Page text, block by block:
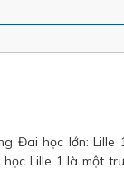
Đai học lớn: Lille
Lille 1 là một